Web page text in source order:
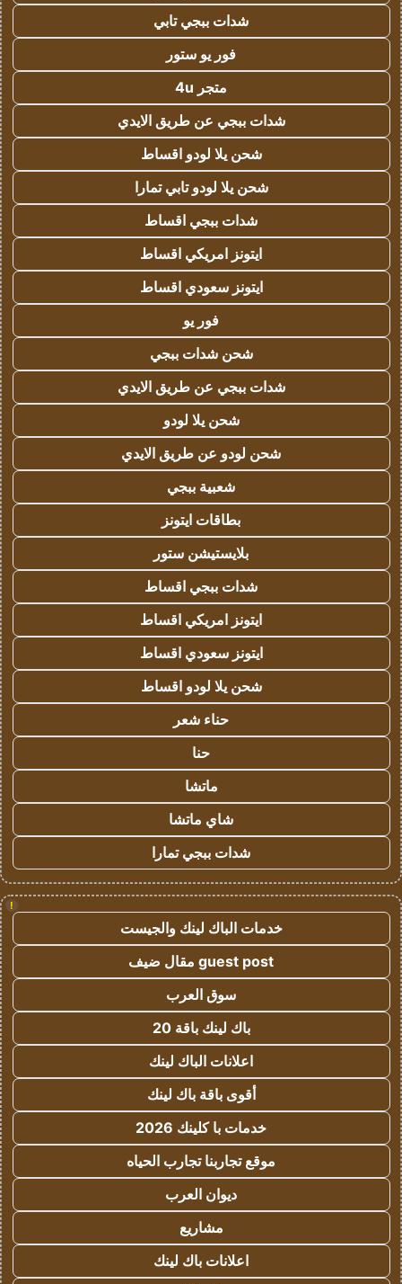
شدات ببجي تابي
فور يو ستور
متجر 4u
شدات ببجي عن طريق الايدي
شحن يلا لودو اقساط
شحن يلا لودو تابي تمارا
شدات ببجي اقساط
ايتونز امريكي اقساط
ايتونز سعودي اقساط
فور يو
شحن شدات ببجي
شدات ببجي عن طريق الايدي
شحن يلا لودو
شحن لودو عن طريق الايدي
شعبية ببجي
بطاقات ايتونز
بلايستيشن ستور
شدات ببجي اقساط
ايتونز امريكي اقساط
ايتونز سعودي اقساط
شحن يلا لودو اقساط
حناء شعر
حنا
ماتشا
شاي ماتشا
شدات ببجي تمارا
!
خدمات الباك لينك والجيست
guest post مقال ضيف
سوق العرب
باك لينك باقة 20
اعلانات الباك لينك
أقوى باقة باك لينك
خدمات با كلينك 2026
موقع تجاربنا تجارب الحياه
ديوان العرب
مشاريع
اعلانات باك لينك